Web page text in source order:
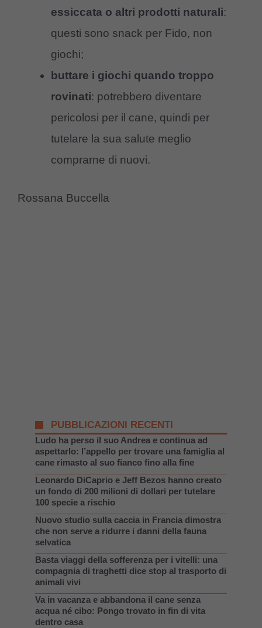
essiccata o altri prodotti naturali:
questi sono snack per Fido, non
giochi;
buttare i giochi quando troppo
rovinati: potrebbero diventare
pericolosi per il cane, quindi per
tutelare la sua salute meglio
comprarne di nuovi.
Rossana Buccella
PUBBLICAZIONI RECENTI
Ludo ha perso il suo Andrea e continua ad
aspettarlo: l’appello per trovare una famiglia al
cane rimasto al suo fianco fino alla fine
Leonardo DiCaprio e Jeff Bezos hanno creato
un fondo di 200 milioni di dollari per tutelare
100 specie a rischio
Nuovo studio sulla caccia in Francia dimostra
che non serve a ridurre i danni della fauna
selvatica
Basta viaggi della sofferenza per i vitelli: una
compagnia di traghetti dice stop al trasporto di
animali vivi
Va in vacanza e abbandona il cane senza
acqua né cibo: Pongo trovato in fin di vita
dentro casa